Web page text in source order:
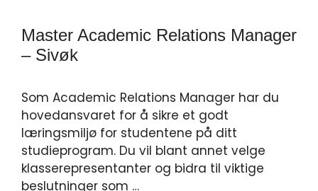
Master Academic Relations Manager
– Sivøk
Som Academic Relations Manager har du
hovedansvaret for å sikre et godt
læringsmiljø for studentene på ditt
studieprogram. Du vil blant annet velge
klasserepresentanter og bidra til viktige
beslutninger som …